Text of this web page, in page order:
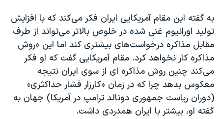
به گفته این مقام آمریکایی ایران فکر می‌کند که با افزایش
تولید اورانیوم غنی شده در خلوص بالاتر می‌تواند از طرف
مقابل مذاکره درخواست‌های بیشتری کند اما این «روش
مذاکره کار نخواهد کرد. مقام آمریکایی گفت که او فکر
می‌کند چنین روش مذاکره ای از سوی ایران نتیجه
معکوس بدهد چرا که در زمان «کارزار فشار حداکثری»
(دوران ریاست جمهوری دونالد ترامپ در آمریکا) جهان به
گفته او، بیشتر با ایران همدردی داشت.